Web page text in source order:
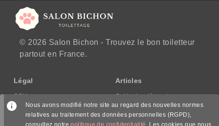
© 2026 Salon Bichon - Trouvez le bon toiletteur
partout en France.
Légal
CGU
CGV/CPPS
Articles
Guide des démarches
Nous avons modifié notre site au regard des nouvelles normes
relatives au traitement des données personnelles (RGPD),
consultez notrepolitique de confidentialité . Les cookies que nous